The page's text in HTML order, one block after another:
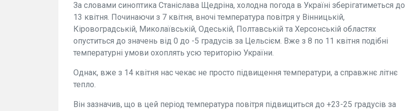
За словами синоптика Станіслава Щедріна, холодна погода в Україні зберігатиметься до
13 квітня. Починаючи з 7 квітня, вночі температура повітря у Вінницькій,
Кіровоградській, Миколаївській, Одеській, Полтавській та Херсонській областях
опуститься до значень від 0 до -5 градусів за Цельсієм. Вже з 8 по 11 квітня подібні
температурні умови охоплять усю територію України.
Однак, вже з 14 квітня нас чекає не просто підвищення температури, а справжнє літнє
тепло.
Він зазначив, що в цей період температура повітря підвищиться до +23-25 градусів за